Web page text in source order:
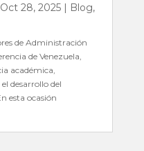
Oct 28, 2025| Blog,
de Administración
de Venezuela,
académica,
desarrollo del
esta ocasión